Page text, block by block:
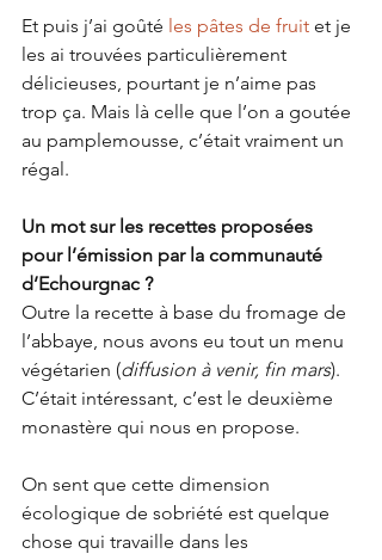
Et puis j’ai goûté les pâtes de fruit et je
les ai trouvées particulièrement
délicieuses, pourtant je n’aime pas
trop ça. Mais là celle que l’on a goutée
au pamplemousse, c’était vraiment un
régal.
Un mot sur les recettes proposées
pour l’émission par la communauté
d’Echourgnac ?
Outre la recette à base du fromage de
l’abbaye, nous avons eu tout un menu
végétarien (diffusion à venir, fin mars).
C’était intéressant, c’est le deuxième
monastère qui nous en propose.
On sent que cette dimension
écologique de sobriété est quelque
chose qui travaille dans les